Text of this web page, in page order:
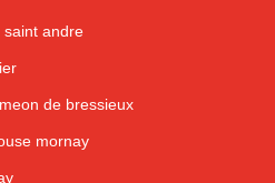
saint andre
de bressieux
mornay